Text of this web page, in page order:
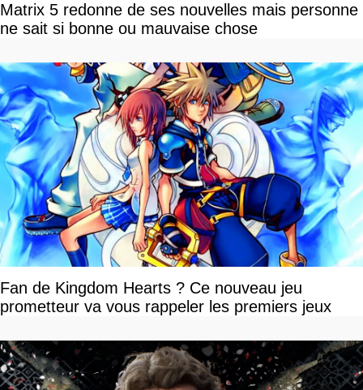
Matrix 5 redonne de ses nouvelles mais personne
ne sait si bonne ou mauvaise chose
Fan de Kingdom Hearts ? Ce nouveau jeu
prometteur va vous rappeler les premiers jeux